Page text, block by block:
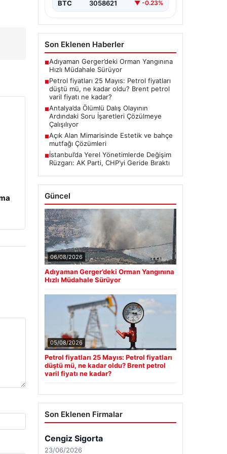
BTC 3058621 ▼ -0.23%
Son Eklenen Haberler
■Adıyaman Gerger’deki Orman Yangınına
Hızlı Müdahale Sürüyor
■Petrol fiyatları 25 Mayıs: Petrol fiyatları
düştü mü, ne kadar oldu? Brent petrol
varil fiyatı ne kadar?
■Antalya’da Ölümlü Dalış Olayının
Ardındaki Soru İşaretleri Çözülmeye
Çalışılıyor
■Açık Alan Mimarisinde Estetik ve bahçe
mutfağı Çözümleri
■İstanbul’da Yerel Yönetimlerde Değişim
Rüzgarı: AK Parti, CHP’yi Geride Bıraktı
Güncel
06/08/2026
Adıyaman Gerger’deki Orman Yangınına
Hızlı Müdahale Sürüyor
05/08/2026
Petrol fiyatları 25 Mayıs: Petrol fiyatları
düştü mü, ne kadar oldu? Brent petrol
varil fiyatı ne kadar?
Son Eklenen Firmalar
Cengiz Sigorta
23/06/2026